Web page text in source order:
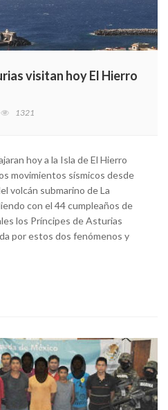
visitan hoy El Hierro
1321
hoy a la Isla de El Hierro
movimientos sísmicos desde
volcán submarino de La
con el 44 cumpleaños de
los Príncipes de Asturias
por estos dos fenómenos y